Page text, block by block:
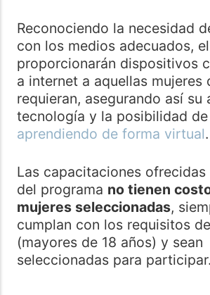
Reconociendo la necesidad
con los medios adecuados,
proporcionarán dispositivos
a internet a aquellas mujeres
requieran, asegurando así su
tecnología y la posibilidad
aprendiendo de forma virtual.
Las capacitaciones ofrecidas
del programa no tienen
mujeres seleccionadas,
cumplan con los requisitos
(mayores de 18 años) y sean
seleccionadas para participar.